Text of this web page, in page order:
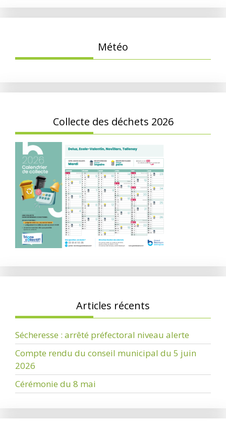
Météo
Collecte des déchets 2026
Articles récents
Sécheresse : arrêté préfectoral niveau alerte
Compte rendu du conseil municipal du 5 juin
2026
Cérémonie du 8 mai